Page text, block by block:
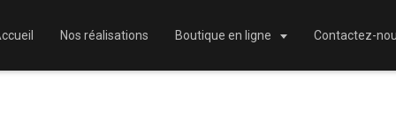
Nos réalisations Boutique en ligne Contactez-